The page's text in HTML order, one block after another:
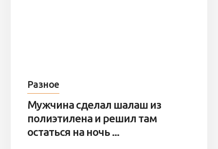
Разное
Мужчина сделал шалаш из
полиэтилена и решил там
остаться на ночь ...